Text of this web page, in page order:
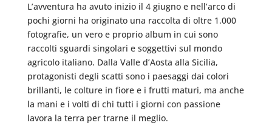
L’avventura ha avuto inizio il 4 giugno e nell’arco di
pochi giorni ha originato una raccolta di oltre 1.000
fotografie, un vero e proprio album in cui sono
raccolti sguardi singolari e soggettivi sul mondo
agricolo italiano. Dalla Valle d’Aosta alla Sicilia,
protagonisti degli scatti sono i paesaggi dai colori
brillanti, le colture in fiore e i frutti maturi, ma anche
la mani e i volti di chi tutti i giorni con passione
lavora la terra per trarne il meglio.